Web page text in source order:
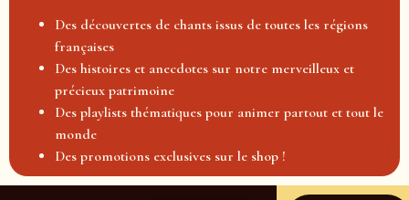
Des découvertes de chants issus de toutes les régions
françaises
Des histoires et anecdotes sur notre merveilleux et
précieux patrimoine
Des playlists thématiques pour animer partout et tout le
monde
Des promotions exclusives sur le shop !